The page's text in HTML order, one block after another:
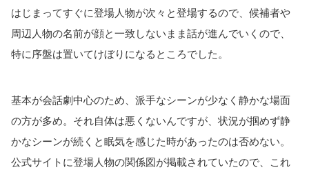
はじまってすぐに登場人物が次々と登場するので、候補者や
周辺人物の名前が顔と一致しないまま話が進んでいくので、
特に序盤は置いてけぼりになるところでした。
基本が会話劇中心のため、派手なシーンが少なく静かな場面
の方が多め。それ自体は悪くないんですが、状況が掴めず静
かなシーンが続くと眠気を感じた時があったのは否めない。
公式サイトに登場人物の関係図が掲載されていたので、これ